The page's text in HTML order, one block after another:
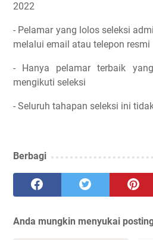
2022
- Pelamar yang lolos seleksi
melalui email atau telepon resmi
- Hanya pelamar terbaik
mengikuti seleksi
- Seluruh tahapan seleksi ini
Berbagi
Anda mungkin menyukai